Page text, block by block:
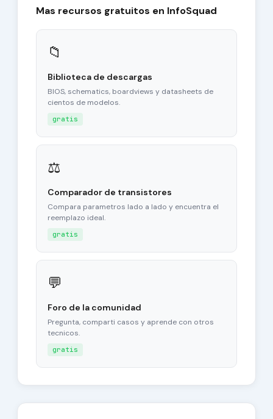
Mas recursos gratuitos en InfoSquad
📁
Biblioteca de descargas
BIOS, schematics, boardviews y datasheets de
cientos de modelos.
gratis
⚖
Comparador de transistores
Compara parametros lado a lado y encuentra el
reemplazo ideal.
gratis
💬
Foro de la comunidad
Pregunta, comparti casos y aprende con otros
tecnicos.
gratis